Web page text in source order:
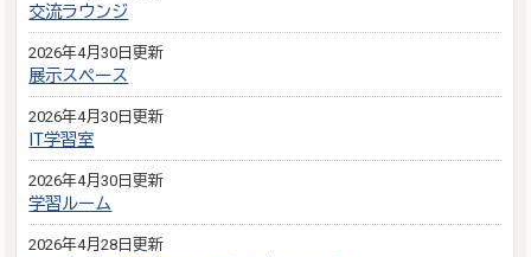
交流ラウンジ
2026年4月30日更新
展示スペース
2026年4月30日更新
IT学習室
2026年4月30日更新
学習ルーム
2026年4月28日更新